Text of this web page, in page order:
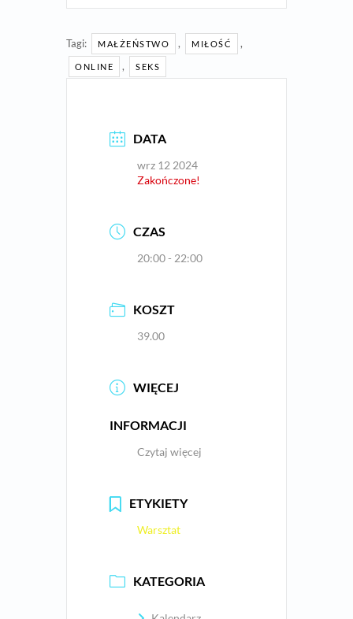
Tagi: MAŁŻEŃSTWO , MIŁOŚĆ ,
ONLINE , SEKS
DATA
wrz 12 2024
Zakończone!
CZAS
20:00 - 22:00
KOSZT
39.00
WIĘCEJ
INFORMACJI
Czytaj więcej
ETYKIETY
Warsztat
KATEGORIA